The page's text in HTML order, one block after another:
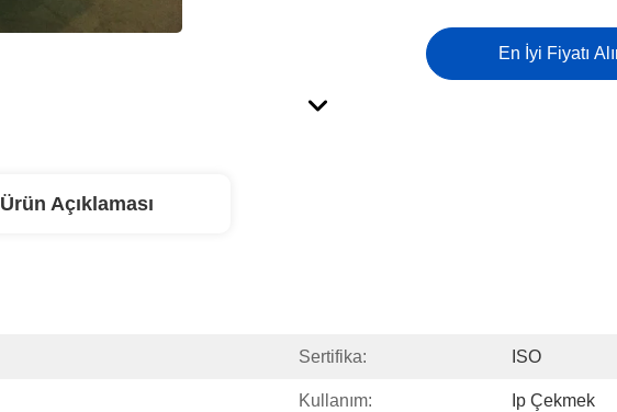
En İyi Fiyatı
Ürün Açıklaması
Sertifika: ISO
Kullanım: Ip Çekmek